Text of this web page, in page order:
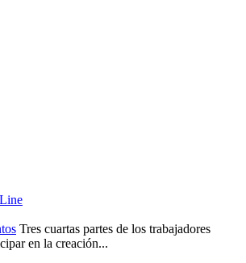
Tres cuartas partes de los trabajadores
en la creación...